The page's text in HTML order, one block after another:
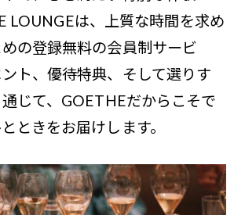
LOUNGEは、上質な時間を求め
の登録無料の会員制サービ
ト、優待特典、そして選りす
じて、GOETHEだからこそで
ときをお届けします。